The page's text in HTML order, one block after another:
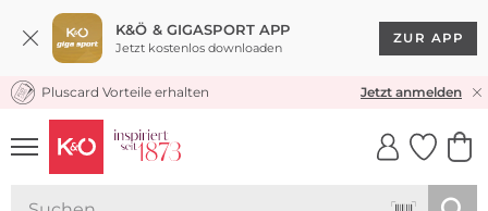
K&Ö & GIGASPORT APP
Jetzt kostenlos downloaden
ZUR APP
KOSTENLOSER VERSAND* & RÜCKVERSAND
Pluscard Vorteile erhalten Jetzt anmelden
UNSERE APP
CLICK &